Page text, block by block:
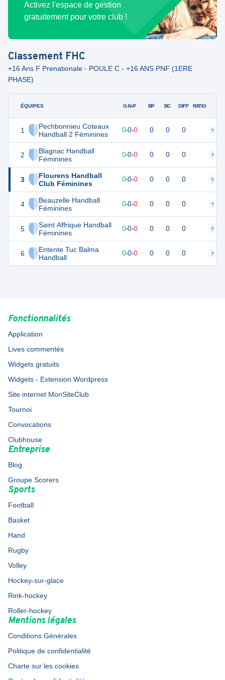
Activez l'espace de gestion
gratuitement pour votre club !
Classement FHC
+16 Ans F Prenationale - POULE C - +16 ANS PNF (1ERE
PHASE)
ÉQUIPES
1
Pechbonnieu Coteaux
Handball 2 Féminines
2
Blagnac Handball
Féminines
3
Flourens Handball
Club Féminines
4
Beauzelle Handball
Féminines
5
Saint Affrique Handball
Féminines
6
Entente Tuc Balma
Handball
G-N-P BP BC DIFF RATIO
0 0 0-0-0 0 0 0 ?
0 0-0-0 0 0 0 ?
0 0-0-0 0 0 0 ?
0 0-0-0 0 0 0 ?
0 0 0-0-0 0 0 0 ?
0 0-0-0 0 0 0 ?
Fonctionnalités
Application
Lives commentés
Widgets gratuits
Widgets - Extension Wordpress
Site internet MonSiteClub
Tournoi
Convocations
Clubhouse
Entreprise
Blog
Groupe Scorers
Sports
Football
Basket
Hand
Rugby
Volley
Hockey-sur-glace
Rink-hockey
Roller-hockey
Mentions légales
Conditions Générales
Politique de confidentialité
Charte sur les cookies